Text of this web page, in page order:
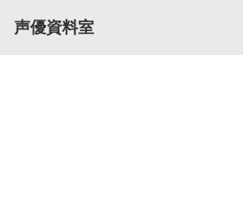
声優資料室